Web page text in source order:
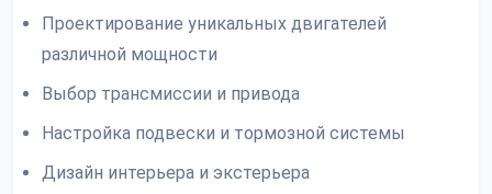
Проектирование уникальных двигателей
различной мощности
Выбор трансмиссии и привода
Настройка подвески и тормозной системы
Дизайн интерьера и экстерьера